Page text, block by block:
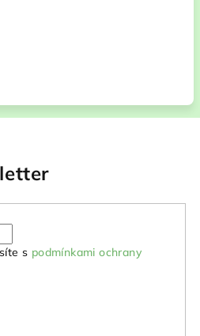
s podmínkami ochrany